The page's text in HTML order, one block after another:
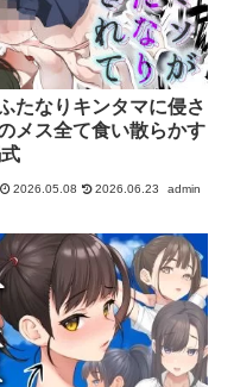
たなりキンタマに侵さ
メス全て食い散らかす
2026.05.08 2026.06.23 admin